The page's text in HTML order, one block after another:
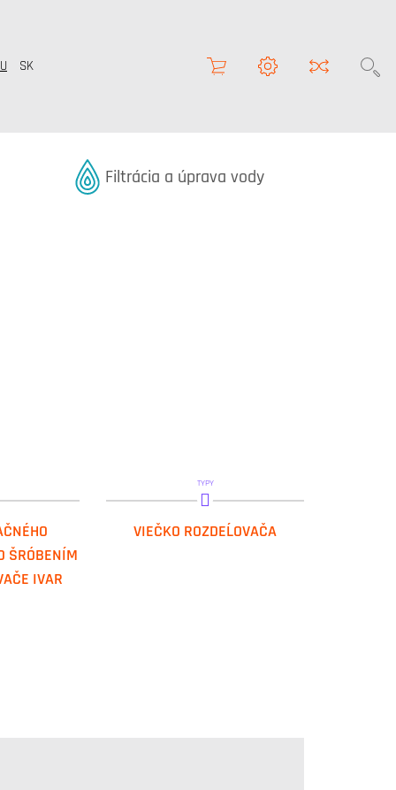
SK
Termékek kategóriából
Filtrácia a úprava vody
ŠRÓBENÍM
IVAR
TYPY
VIEČKO ROZDEĹOVAČA